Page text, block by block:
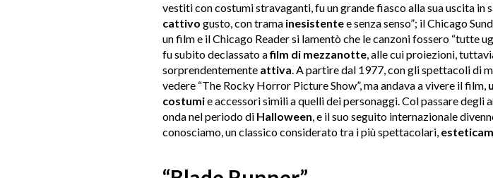
vestiti con costumi stravaganti, fu un grande fiasco alla sua uscita in
cattivo gusto, con trama inesistentee senza senso”; il Chicago
un film e il Chicago Reader si lamentò che le canzoni fossero “tutte
fu subito declassato afilm di mezzanotte, alle cui proiezioni,
sorprendentemente attiva. A partire dal 1977, con gli spettacoli di
vedere “The Rocky Horror Picture Show”, ma andava a vivere il film,
costumie accessori simili a quelli dei personaggi. Col passare
onda nel periodo di Halloween, e il suo seguito internazionale
conosciamo, un classico considerato tra i più spettacolari,